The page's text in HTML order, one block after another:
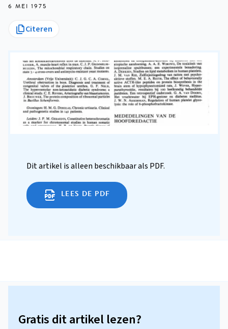
6 MEI 1975
Citeren
Dit artikel is alleen beschikbaar als PDF.
LEES DE PDF
Gratis dit artikel lezen?